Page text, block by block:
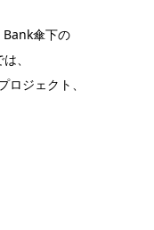
傘下の
、
ジェクト、